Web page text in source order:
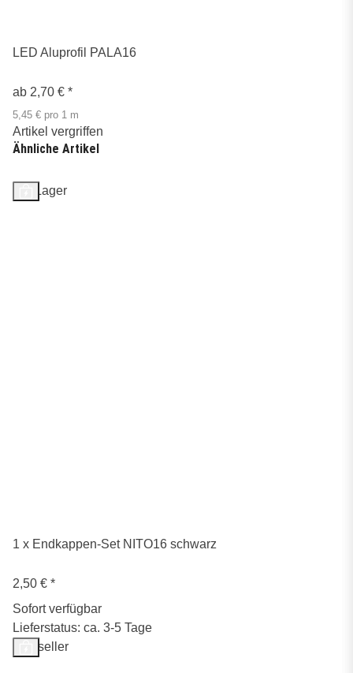
LED Aluprofil PALA16
ab 2,70 € *
5,45 € pro 1 m
Artikel vergriffen
Ähnliche Artikel
Auf Lager
1 x Endkappen-Set NITO16 schwarz
2,50 € *
Sofort verfügbar
Lieferstatus: ca. 3-5 Tage
Bestseller